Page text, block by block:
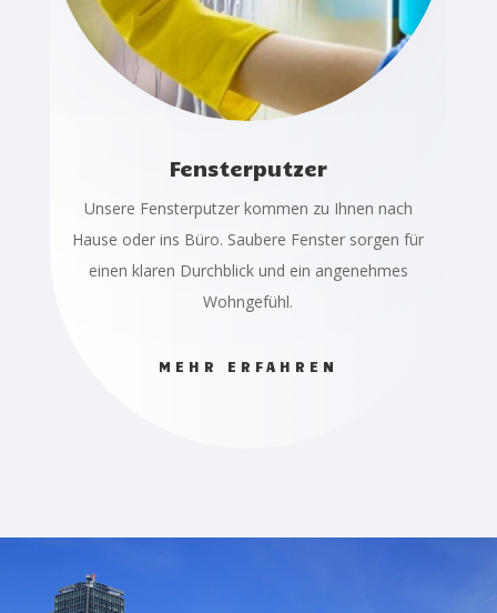
Fensterputzer
Unsere Fensterputzer kommen zu Ihnen nach
Hause oder ins Büro. Saubere Fenster sorgen für
einen klaren Durchblick und ein angenehmes
Wohngefühl.
MEHR ERFAHREN